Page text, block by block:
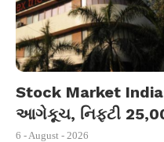
Stock Market
આગેકૂચ, નિફ્ટી
6 - August - 2026